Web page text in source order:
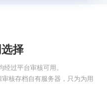
择
过平台审核可用。
核存档自有服务器，只为为用